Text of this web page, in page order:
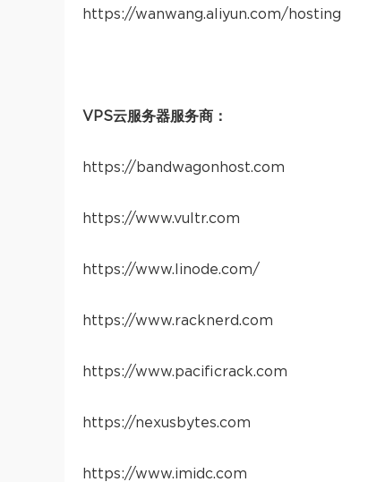
https://wanwang.aliyun.com/hosting
VPS云服务器服务商：
https://bandwagonhost.com
https://www.vultr.com
https://www.linode.com/
https://www.racknerd.com
https://www.pacificrack.com
https://nexusbytes.com
https://www.imidc.com